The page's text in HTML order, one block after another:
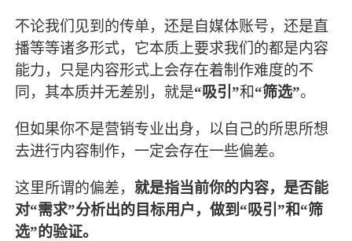
不论我们见到的传单，还是自媒体账号，还是直
播等等诸多形式，它本质上要求我们的都是内容
能力，只是内容形式上会存在着制作难度的不
同，其本质并无差别，就是“吸引”和“筛选”。
但如果你不是营销专业出身，以自己的所思所想
去进行内容制作，一定会存在一些偏差。
这里所谓的偏差， 就是指当前你的内容，是否能
对“需求”分析出的目标用户，做到“吸引”和“筛
选”的验证。